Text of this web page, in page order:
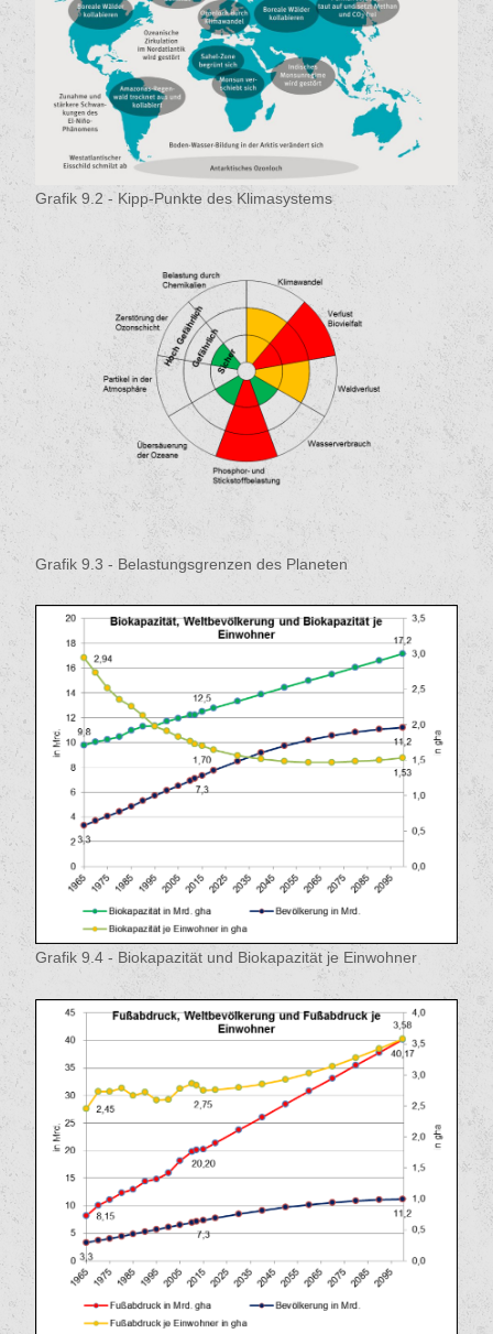
Grafik 9.2 - Kipp-Punkte des Klimasystems
Grafik 9.3 - Belastungsgrenzen des Planeten
Grafik 9.4 - Biokapazität und Biokapazität je Einwohner